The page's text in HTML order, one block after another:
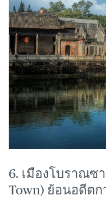
6. เมืองโบราณซ
Town) ย้อนอดีต